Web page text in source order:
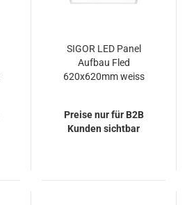
SIGOR LED Panel
Aufbau Fled
620x620mm weiss
Preise nur für B2B
Kunden sichtbar